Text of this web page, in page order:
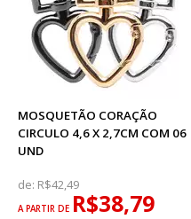
MOSQUETÃO CORAÇÃO
CIRCULO 4,6 X 2,7CM COM 06
UND
de: R$42,49
A PARTIR DE R$38,79